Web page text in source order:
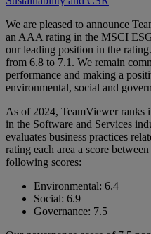
We are pleased to announce
an AAA rating in the MSCI
our leading position in the
from 6.8 to 7.1. We remain
performance and making a
environmental, social and
As of 2024, TeamViewer ranks
in the Software and Services
evaluates business practices
rating each area a score
following scores:
Environmental: 6.4
Social: 6.9
Governance: 7.5